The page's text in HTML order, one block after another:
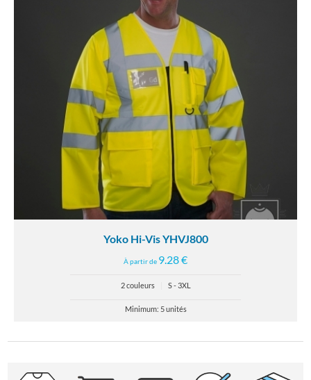
Yoko Hi-Vis YHVJ800
À partir de 9.28 €
2 couleurs S - 3XL
Minimum: 5 unités